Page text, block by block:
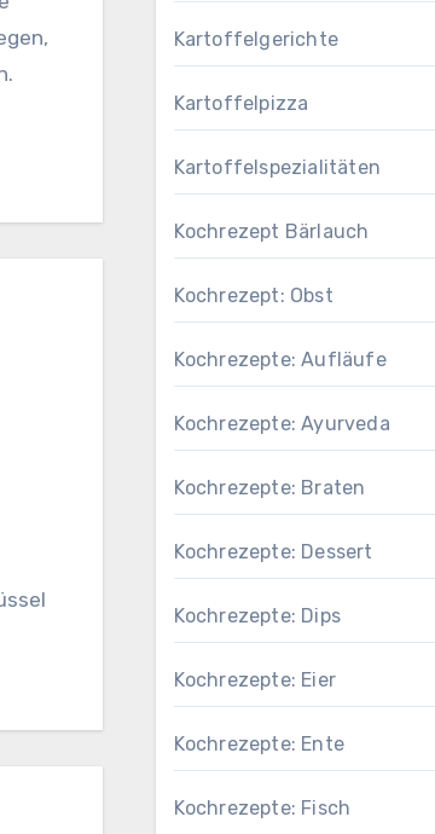
Kartoffelgerichte
Kartoffelpizza
Kartoffelspezialitäten
Kochrezept Bärlauch
Kochrezept: Obst
Kochrezepte: Aufläufe
Kochrezepte: Ayurveda
Kochrezepte: Braten
Kochrezepte: Dessert
Kochrezepte: Dips
Kochrezepte: Eier
Kochrezepte: Ente
Kochrezepte: Fisch